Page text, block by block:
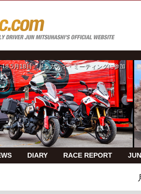
18 5月18日 ドゥカティ・ミーティングに参加
DIARY RACE REPORT